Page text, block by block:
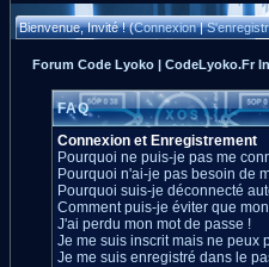
Bienvenue, Invité ! (Connexion|
Forum Code Lyoko | CodeLyoko.Fr
FAQ
Connexion et Enregistrement
Pourquoi ne puis-je pas me
Pourquoi n'ai-je pas besoin de
Pourquoi suis-je déconnecté
Comment puis-je éviter que
J'ai perdu mon mot de passe !
Je me suis inscrit mais ne peux
Je me suis enregistré dans le